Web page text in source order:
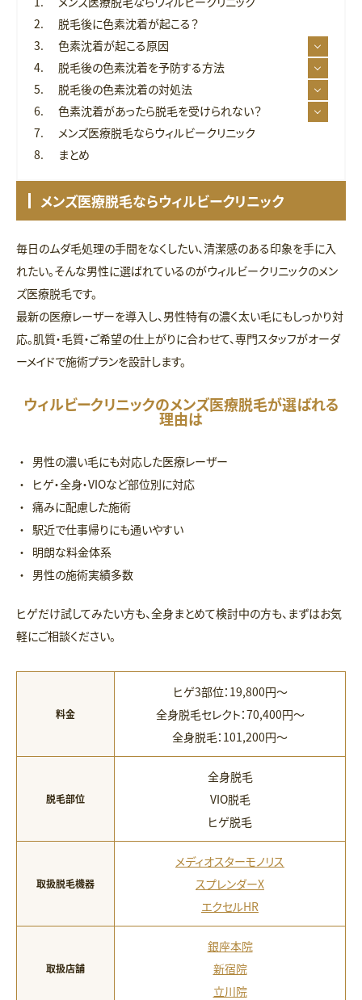
脱毛後に色素沈着が起こる？
色素沈着が起こる原因
脱毛後の色素沈着を予防する方法
脱毛後の色素沈着の対処法
色素沈着があったら脱毛を受けられない？
メンズ医療脱毛ならウィルビークリニック
まとめ
メンズ医療脱毛ならウィルビークリニック
毎日のムダ毛処理の手間をなくしたい、清潔感のある印象を手に入
れたい。そんな男性に選ばれているのがウィルビークリニックのメン
ズ医療脱毛です。
最新の医療レーザーを導入し、男性特有の濃く太い毛にもしっかり対
応。肌質・毛質・ご希望の仕上がりに合わせて、専門スタッフがオーダ
ーメイドで施術プランを設計します。
ウィルビークリニックのメンズ医療脱毛が選ばれる
理由は
男性の濃い毛にも対応した医療レーザー
ヒゲ・全身・VIOなど部位別に対応
痛みに配慮した施術
駅近で仕事帰りにも通いやすい
明朗な料金体系
男性の施術実績多数
ヒゲだけ試してみたい方も、全身まとめて検討中の方も、まずはお気
軽にご相談ください。
料金
ヒゲ3部位：19,800円〜
全身脱毛セレクト：70,400円〜
全身脱毛：101,200円〜
脱毛部位
全身脱毛
VIO脱毛
ヒゲ脱毛
取扱脱毛機器
メディオスターモノリス
スプレンダーX
エクセルHR
取扱店舗
銀座本院
新宿院
立川院